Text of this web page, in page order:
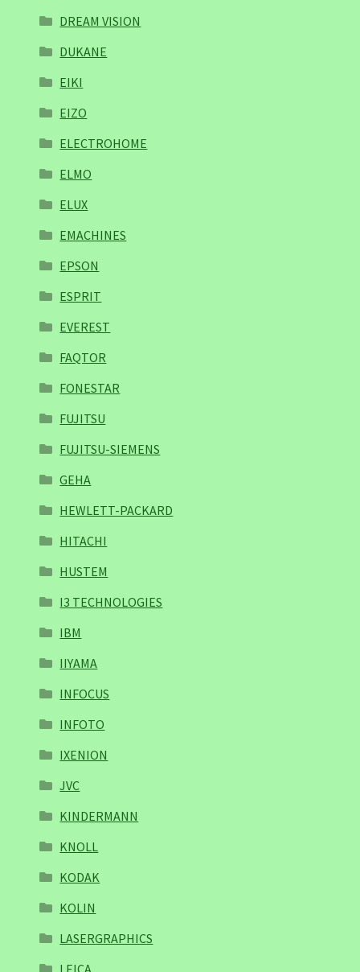
DREAM VISION
DUKANE
EIKI
EIZO
ELECTROHOME
ELMO
ELUX
EMACHINES
EPSON
ESPRIT
EVEREST
FAQTOR
FONESTAR
FUJITSU
FUJITSU-SIEMENS
GEHA
HEWLETT-PACKARD
HITACHI
HUSTEM
I3 TECHNOLOGIES
IBM
IIYAMA
INFOCUS
INFOTO
IXENION
JVC
KINDERMANN
KNOLL
KODAK
KOLIN
LASERGRAPHICS